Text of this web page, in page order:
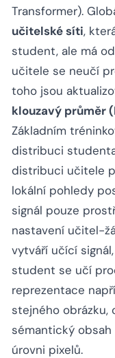
Transformer).
učitelské síti,
student, ale má
učitele se neučí
toho jsou
klouzavý průměr
Základním
distribuci
distribuci učitele
lokální pohledy
signál pouze
nastavení učitel-
vytváří učící
student se učí
reprezentace
stejného obrázku,
sémantický
úrovni pixelů.